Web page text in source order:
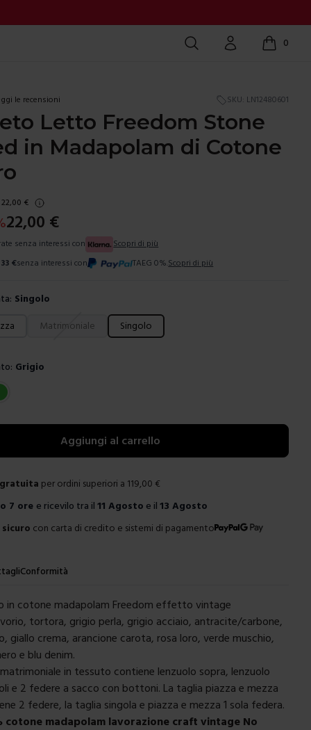
Cerca Account 0
items in
le recensioni SKU: LN12480601
Letto Freedom Stone
in Madapolam di Cotone
22,00 €
22,00 €
senza interessi con
Scopri di più
€senza interessi con TAEG 0%. Scopri di più
Singolo
Matrimoniale Singolo
Grigio
Aggiungi al carrello
per ordini superiori a 119,00 €
7 ore e ricevilo tra il11 Agosto e il 13 Agosto
con carta di credito e sistemi di pagamento
Conformità
in cotone madapolam Freedom effetto vintage
tortora, grigio perla, grigio acciaio, antracite/carbone,
giallo crema, arancione carota, rosa loro, verde muschio,
e blu denim.
in tessuto contiene lenzuolo sopra, lenzuolo
e 2 federe a sacco con bottoni. La taglia piazza e mezza
2 federe, la taglia singola e piazza e mezza 1 sola federa.
cotone madapolam lavorazione craft vintage No